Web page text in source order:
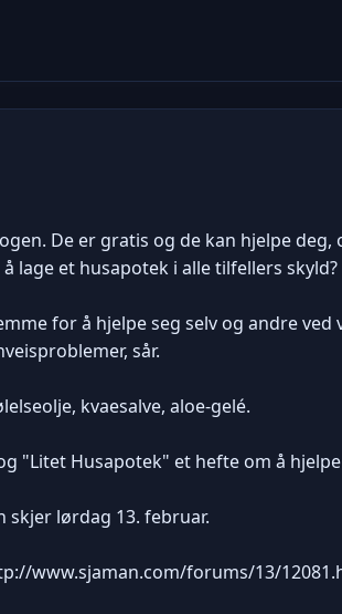
De er gratis og de kan hjelpe
lage et husapotek i alle tilfellers skyld?
for å hjelpe seg selv og andre ved
sår.
kvaesalve, aloe-gelé.
"Litet Husapotek" et hefte om å
lørdag 13. februar.
www.sjaman.com/forums/13/